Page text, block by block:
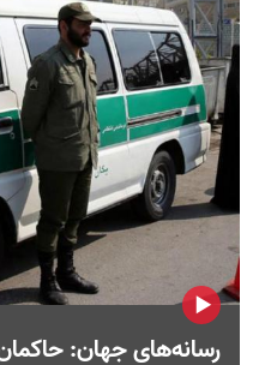
رسانه‌های جهان: